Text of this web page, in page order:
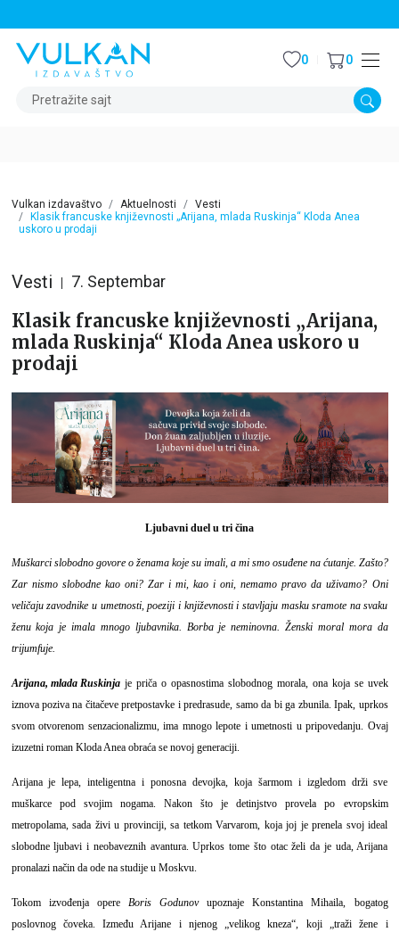
Pretražite sajt
0 0
Vulkan izdavaštvo Aktuelnosti
Vesti
Klasik francuske književnosti „Arijana, mlada Ruskinja“ Kloda Anea
uskoro u prodaji
Vesti 7. Septembar
Klasik francuske književnosti „Arijana,
mlada Ruskinja“ Kloda Anea uskoro u
prodaji
Ljubavni duel u tri čina
Muškarci slobodno govore o ženama koje su imali, a mi smo osuđene na ćutanje. Zašto?
Zar nismo slobodne kao oni? Zar i mi, kao i oni, nemamo pravo da uživamo? Oni
veličaju zavodnike u umetnosti, poeziji i književnosti i stavljaju masku sramote na svaku
ženu koja je imala mnogo ljubavnika. Borba je neminovna. Ženski moral mora da
trijumfuje.
Arijana, mlada Ruskinjaje priča o opasnostima slobodnog morala, ona koja se uvek
iznova poziva na čitačeve pretpostavke i predrasude, samo da bi ga zbunila. Ipak, uprkos
svom otvorenom senzacionalizmu, ima mnogo lepote i umetnosti u pripovedanju. Ovaj
izuzetni roman Kloda Anea obraća se novoj generaciji.
Arijana je lepa, inteligentna i ponosna devojka, koja šarmom i izgledom drži sve
muškarce pod svojim nogama. Nakon što je detinjstvo provela po evropskim
metropolama, sada živi u provinciji, sa tetkom Varvarom, koja joj je prenela svoj ideal
slobodne ljubavi i neobaveznih avantura. Uprkos tome što otac želi da je uda, Arijana
pronalazi način da ode na studije u Moskvu.
Tokom izvođenja opere Boris Godunovupoznaje Konstantina Mihaila, bogatog
poslovnog čoveka. Između Arijane i njenog „velikog kneza“, koji „traži žene i